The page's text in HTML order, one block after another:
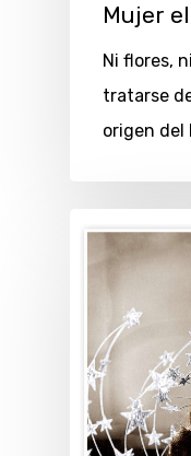
Mujer
Ni flores,
tratarse
origen del